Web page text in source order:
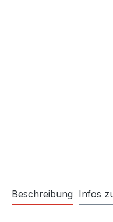
Beschreibung Infos